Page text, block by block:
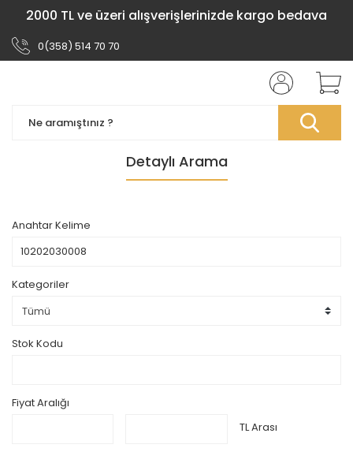
2000 TL ve üzeri alışverişlerinizde kargo bedava
0(358) 514 70 70
Detaylı Arama
Anahtar Kelime
Kategoriler
Stok Kodu
Fiyat Aralığı
TL Arası